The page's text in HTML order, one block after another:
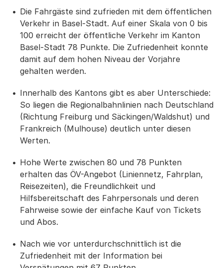
Die Fahrgäste sind zufrieden mit dem öffentlichen
Verkehr in Basel-Stadt. Auf einer Skala von 0 bis
100 erreicht der öffentliche Verkehr im Kanton
Basel-Stadt 78 Punkte. Die Zufriedenheit konnte
damit auf dem hohen Niveau der Vorjahre
gehalten werden.
Innerhalb des Kantons gibt es aber Unterschiede:
So liegen die Regionalbahnlinien nach Deutschland
(Richtung Freiburg und Säckingen/Waldshut) und
Frankreich (Mulhouse) deutlich unter diesen
Werten.
Hohe Werte zwischen 80 und 78 Punkten
erhalten das ÖV-Angebot (Liniennetz, Fahrplan,
Reisezeiten), die Freundlichkeit und
Hilfsbereitschaft des Fahrpersonals und deren
Fahrweise sowie der einfache Kauf von Tickets
und Abos.
Nach wie vor unterdurchschnittlich ist die
Zufriedenheit mit der Information bei